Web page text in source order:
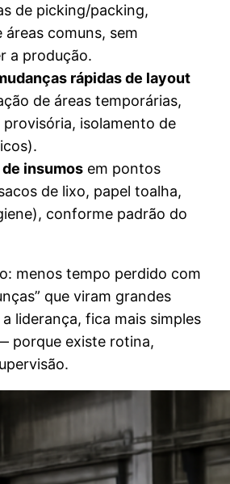
de picking/packing,
áreas comuns, sem
a produção.
rápidas de layout
de áreas temporárias,
provisória, isolamento de
insumos em pontos
de lixo, papel toalha,
conforme padrão do
menos tempo perdido com
que viram grandes
liderança, fica mais simples
porque existe rotina,